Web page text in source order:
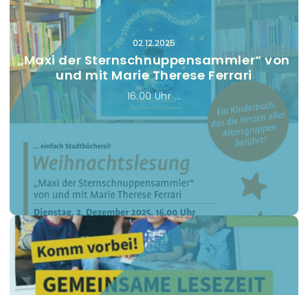
s
t
a
l
u
n
02.12.2025
„Maxi der Sternschnuppensammler“ von
und mit Marie Therese Ferrari
16:00 Uhr ...